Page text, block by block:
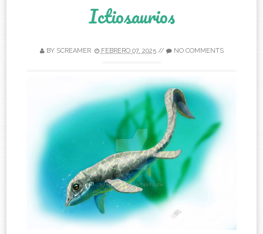
Ictiosaurios
BY SCREAMER FEBRERO 07, 2025// NO COMMENTS